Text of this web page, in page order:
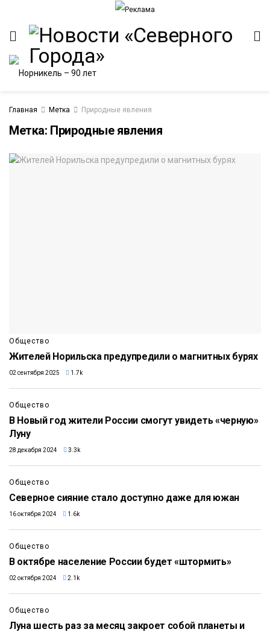
Главная Метка Природные явления
Метка: Природные явления
Общество
Жителей Норильска предупредили о магнитных бурях
02 сентября 2025 1.7k
Общество
В Новый год жители России смогут увидеть «черную»
Луну
28 декабря 2024 3.3k
Общество
Северное сияние стало доступно даже для южан
16 октября 2024 1.6k
Общество
В октябре население России будет «штормить»
02 октября 2024 2.1k
Общество
Луна шесть раз за месяц закроет собой планеты и